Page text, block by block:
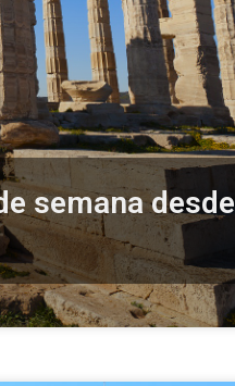
semana desde